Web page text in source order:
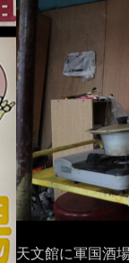
天文館に軍国酒